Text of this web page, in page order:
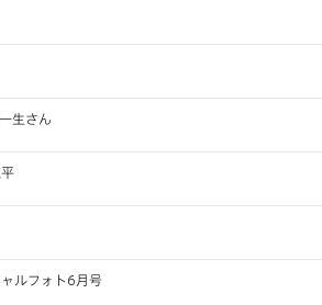
生さん
ルフォト6月号